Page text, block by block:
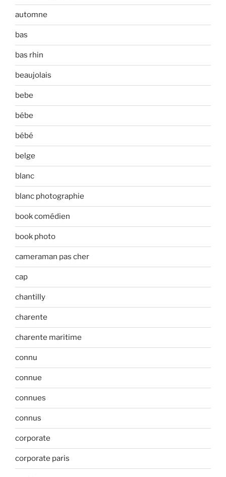
automne
bas
bas rhin
beaujolais
bebe
bébe
bébé
belge
blanc
blanc photographie
book comédien
book photo
cameraman pas cher
cap
chantilly
charente
charente maritime
connu
connue
connues
connus
corporate
corporate paris